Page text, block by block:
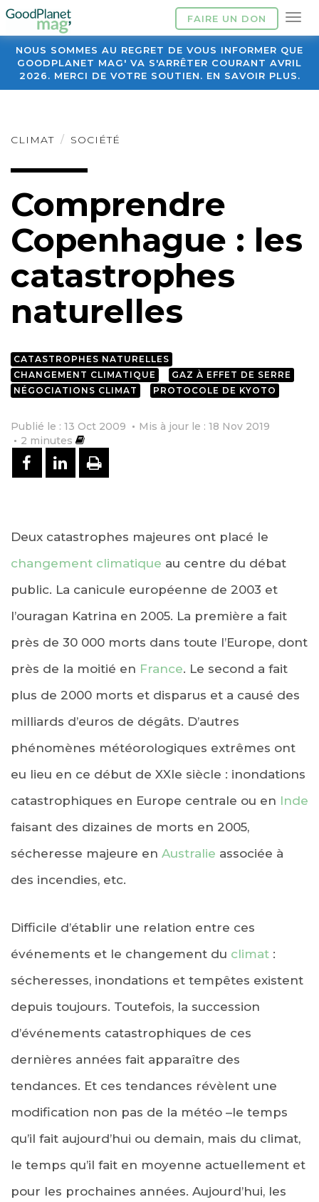
FAIRE UN DON
NOUS SOMMES AU REGRET DE VOUS INFORMER QUE
GOODPLANET MAG' VA S'ARRÊTER COURANT AVRIL
2026. MERCI DE VOTRE SOUTIEN. EN SAVOIR PLUS.
CLIMAT SOCIÉTÉ
Comprendre
Copenhague : les
catastrophes
naturelles
CATASTROPHES NATURELLES
CHANGEMENT CLIMATIQUE
GAZ À EFFET DE SERRE
NÉGOCIATIONS CLIMAT
PROTOCOLE DE KYOTO
Publié le : 13 Oct 2009
Mis à jour le : 18 Nov 2019
2 minutes
PARTAGER SUR FACEBOOK
PARTAGER SUR LINKEDIN
IMPRIMER
Deux catastrophes majeures ont placé le
changement climatique au centre du débat
public. La canicule européenne de 2003 et
l’ouragan Katrina en 2005. La première a fait
près de 30 000 morts dans toute l’Europe, dont
près de la moitié en France. Le second a fait
plus de 2000 morts et disparus et a causé des
milliards d’euros de dégâts. D’autres
phénomènes météorologiques extrêmes ont
eu lieu en ce début de XXIe siècle : inondations
catastrophiques en Europe centrale ou en Inde
faisant des dizaines de morts en 2005,
sécheresse majeure en Australie associée à
des incendies, etc.
Difficile d’établir une relation entre ces
événements et le changement du climat :
sécheresses, inondations et tempêtes existent
depuis toujours. Toutefois, la succession
d’événements catastrophiques de ces
dernières années fait apparaître des
tendances. Et ces tendances révèlent une
modification non pas de la météo –le temps
qu’il fait aujourd’hui ou demain, mais du climat,
le temps qu’il fait en moyenne actuellement et
pour les prochaines années. Aujourd’hui, les